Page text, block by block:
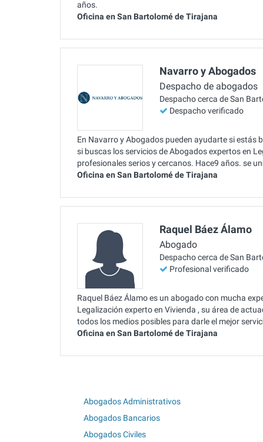
años.
Oficina en San Bartolomé de Tirajana
Navarro y Abogados
Despacho de abogados
Despacho cerca de San
Despacho verificado
En Navarro y Abogados pueden ayudarte si estás
si buscas los servicios de Abogados expertos en
profesionales serios y cercanos. Hace9 años. se
Oficina en San Bartolomé de Tirajana
Raquel Báez Álamo
Abogado
Despacho cerca de San
Profesional verificado
Raquel Báez Álamo es un abogado con mucha
Legalización experto en Vivienda , su área de
todos los medios posibles para darle el mejor
Oficina en San Bartolomé de Tirajana
Abogados Administrativos
Abogados Bancarios
Abogados Civiles